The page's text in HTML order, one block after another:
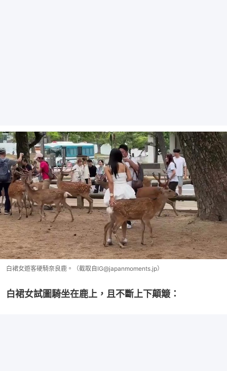
白裙女遊客硬騎奈良鹿。（截取自IG@japanmoments.jp）
白裙女試圖騎坐在鹿上，且不斷上下顛簸：